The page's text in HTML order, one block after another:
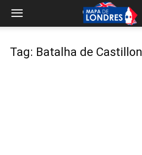
Tag: Batalha de Castillon